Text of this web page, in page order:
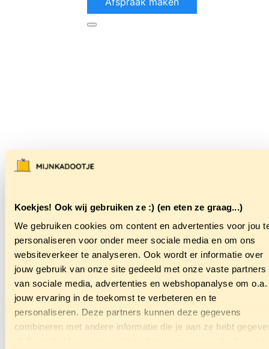
Koekjes! Ook wij gebruiken ze :) (en eten ze graag...)
We gebruiken cookies om content en advertenties voor jou
personaliseren voor onder meer sociale media en om ons
websiteverkeer te analyseren. Ook wordt er informatie over
jouw gebruik van onze site gedeeld met onze vaste partners
van sociale media, advertenties en webshopanalyse om o.a.
jouw ervaring in de toekomst te verbeteren en te
personaliseren. Deze partners kunnen deze gegevens
combineren met andere informatie die je aan ze hebt